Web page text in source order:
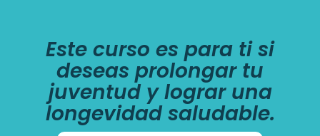
Este curso es para ti si
deseas prolongar tu
juventud y lograr una
longevidad saludable.